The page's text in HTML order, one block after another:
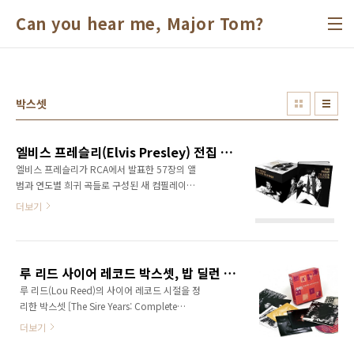
Can you hear me, Major Tom?
박스셋
엘비스 프레슬리(Elvis Presley) 전집 박스셋 3월 발매
엘비스 프레슬리가 RCA에서 발표한 57장의 앨
범과 연도별 희귀 곡들로 구성된 새 컴필레이션
이 추가된 60장짜리 박스셋 [The Album
충실하게 재현했으며, 300페이지에 달하는 해설
지도 포함된다고 합니다. 또한, 2013~2015년
리마스터 음원을 사용해 만족도가 더 높을 것으
로 보입니다. 아래는 박스셋 구성인데, 처음 보는
더보기
루 리드 사이어 레코드 박스셋, 밥 딜런 부틀렉 시리즈 12탄 발매 소식
루 리드(Lou Reed)의 사이어 레코드 시절을 정
리한 박스셋 [The Sire Years: Complete
Albums Box]가 10월 30일에 발매됩니다. 이
더보기